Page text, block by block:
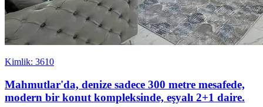
Kimlik: 3610
Mahmutlar'da, denize sadece 300 metre mesafede,
modern bir konut kompleksinde, eşyalı 2+1 daire.